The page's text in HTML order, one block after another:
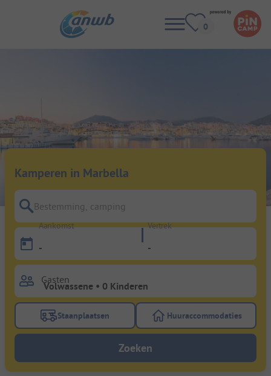
Kamperen in Marbella
Bestemming, camping
Aankomst
-
Vertrek
-
Gasten
Gebruik de filterknop staanplaatsen om te zoeken
Staanplaatsen Gebruik de
Huuraccommodaties
Zoeken